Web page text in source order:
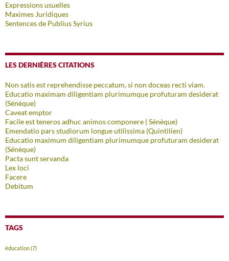
Expressions usuelles
Maximes Juridiques
Sentences de Publius Syrius
LES DERNIÈRES CITATIONS
Non satis est reprehendisse peccatum, si non doceas recti viam.
Educatio maximam diligentiam plurimumque profuturam desiderat
(Sénèque)
Caveat emptor
Facile est teneros adhuc animos componere ( Sénèque)
Emendatio pars studiorum longue utilissima (Quintilien)
Educatio maximum diligentiam plurimumque profuturam desiderat
(Sénèque)
Pacta sunt servanda
Lex loci
Facere
Debitum
TAGS
éducation(7)